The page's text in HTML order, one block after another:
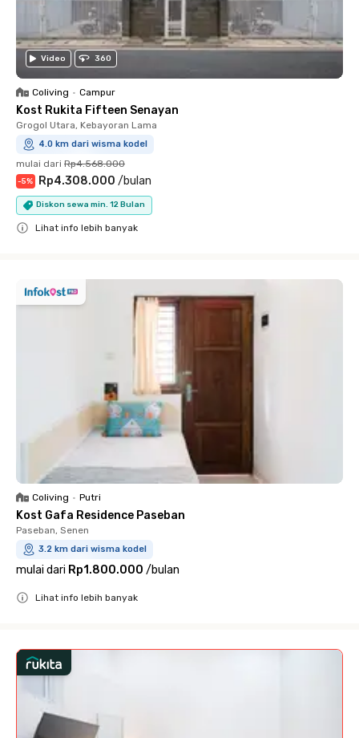
Video 360
Coliving • Campur
Kost Rukita Fifteen Senayan
Grogol Utara, Kebayoran Lama
4.0 km dari wisma kodel
mulai dari Rp4.568.000
-5% Rp4.308.000 /bulan
Diskon sewa min. 12 Bulan
Lihat info lebih banyak
Coliving • Putri
Kost Gafa Residence Paseban
Paseban, Senen
3.2 km dari wisma kodel
mulai dari Rp1.800.000 /bulan
Lihat info lebih banyak